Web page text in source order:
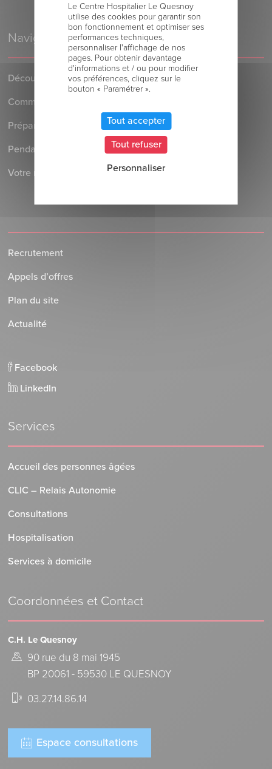
Navigation
Découvrez le Centre Hospitalier
Comment venir au Centre Hospitalier
Préparer votre séjour à l’Hôpital
Pendant votre séjour à l’Hôpital
Votre retour au domicile
Recrutement
Appels d’offres
Plan du site
Actualité
Facebook
LinkedIn
Services
Accueil des personnes âgées
CLIC – Relais Autonomie
Consultations
Hospitalisation
Services à domicile
Coordonnées et Contact
C.H. Le Quesnoy
90 rue du 8 mai 1945
BP 20061 - 59530 LE QUESNOY
03.27.14.86.14
Espace consultations
Le Centre Hospitalier Le Quesnoy
utilise des cookies pour garantir son
bon fonctionnement et optimiser ses
performances techniques,
personnaliser l'affichage de nos
pages. Pour obtenir davantage
d'informations et / ou pour modifier
vos préférences, cliquez sur le
bouton « Paramétrer ».
Tout accepter
Tout refuser
Personnaliser